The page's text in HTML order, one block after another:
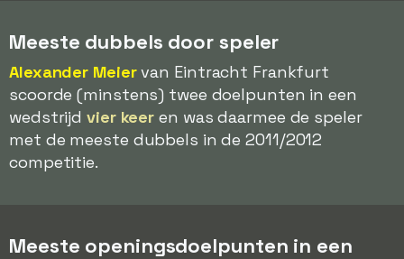
Meeste dubbels door speler
Alexander Meiervan Eintracht Frankfurt
scoorde (minstens) twee doelpunten in een
wedstrijdvier keer en was daarmee de speler
met de meeste dubbels in de 2011/2012
competitie.
Meeste openingsdoelpunten in een